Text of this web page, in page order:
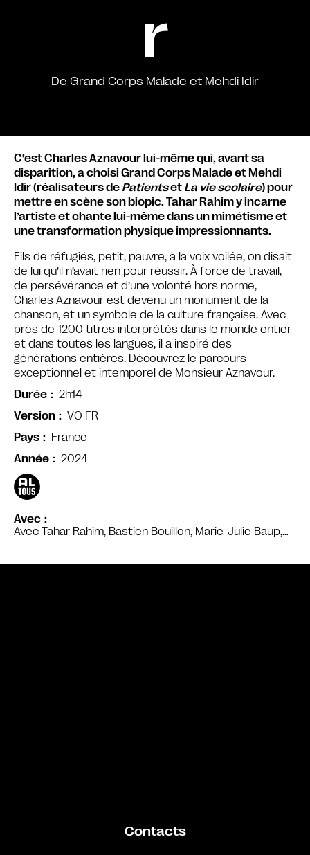
r
De Grand Corps Malade et Mehdi Idir
Avec
Avec Tahar Rahim, Bastien Bouillon, Marie-Julie Baup,…
C’est Charles Aznavour lui-même qui, avant sa
disparition, a choisi Grand Corps Malade et Mehdi
Idir (réalisateurs de Patientset La vie scolaire) pour
mettre en scène son biopic. Tahar Rahim y incarne
l’artiste et chante lui-même dans un mimétisme et
une transformation physique impressionnants.
Fils de réfugiés, petit, pauvre, à la voix voilée, on disait
de lui qu’il n’avait rien pour réussir. À force de travail,
de persévérance et d’une volonté hors norme,
Charles Aznavour est devenu un monument de la
chanson, et un symbole de la culture française. Avec
près de 1200 titres interprétés dans le monde entier
et dans toutes les langues, il a inspiré des
générations entières. Découvrez le parcours
exceptionnel et intemporel de Monsieur Aznavour.
Durée
2h14
Version
VO FR
Pays
France
Année
2024
Contacts